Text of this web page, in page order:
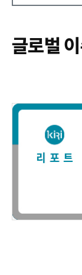
보험금융연구
KIRI 리포트
글로벌 이슈
리포트 모음집(
해외학술연
금융보험해설(
KIRI 고령화리뷰
글로벌